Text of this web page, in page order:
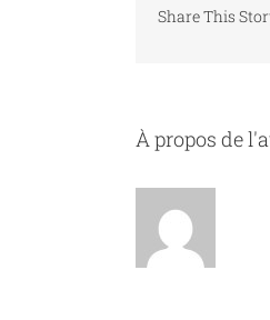
Share This
À propos de